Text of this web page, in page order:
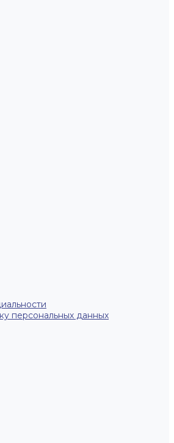
персональных данных